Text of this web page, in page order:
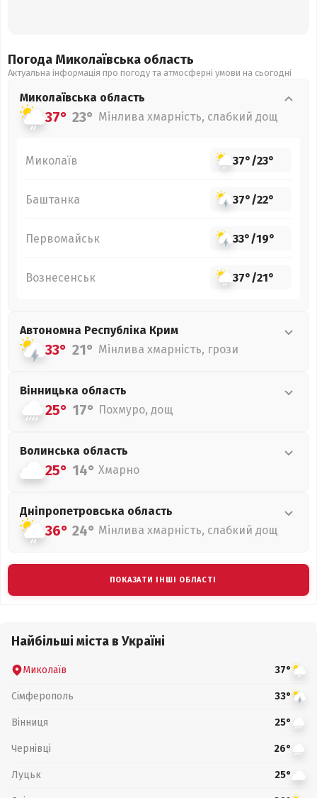
Погода Миколаївська область
Актуальна інформація про погоду та атмосферні умови на сьогодні
Миколаївська область
37° 23° Мінлива хмарність, слабкий дощ
Миколаїв 37°/23°
Баштанка 37°/22°
Первомайськ 33°/19°
Вознесенськ 37°/21°
Автономна Республіка Крим
33° 21° Мінлива хмарність, грози
Вінницька область
25° 17° Похмуро, дощ
Волинська область
25° 14° Хмарно
Дніпропетровська область
36° 24° Мінлива хмарність, слабкий дощ
ПОКАЗАТИ ІНШІ ОБЛАСТІ
Найбільші міста в Україні
Миколаїв 37°
Сімферополь 33°
Вінниця 25°
Чернівці 26°
Луцьк 25°